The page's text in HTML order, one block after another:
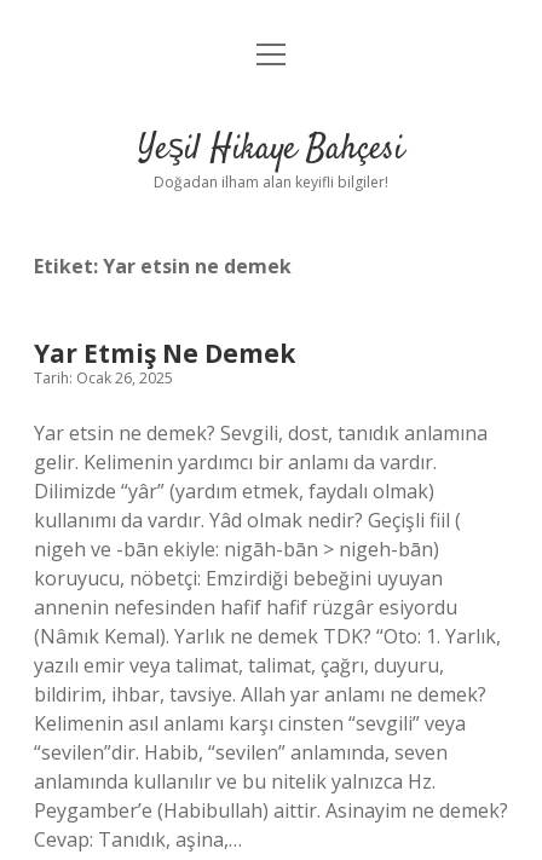
Anasayfa
Yasal Uyarı
menüyü
Yeşil Hikaye Bahçesi
Doğadan ilham alan keyifli bilgiler!
Etiket:Yar etsin ne demek
Yar Etmiş Ne Demek
Tarih: Ocak 26, 2025
Yar etsin ne demek? Sevgili, dost, tanıdık anlamına
gelir. Kelimenin yardımcı bir anlamı da vardır.
Dilimizde “yâr” (yardım etmek, faydalı olmak)
kullanımı da vardır. Yâd olmak nedir? Geçişli fiil (
nigeh ve -bān ekiyle: nigāh-bān > nigeh-bān)
koruyucu, nöbetçi: Emzirdiği bebeğini uyuyan
annenin nefesinden hafif hafif rüzgâr esiyordu
(Nâmık Kemal). Yarlık ne demek TDK? “Oto: 1. Yarlık,
yazılı emir veya talimat, talimat, çağrı, duyuru,
bildirim, ihbar, tavsiye. Allah yar anlamı ne demek?
Kelimenin asıl anlamı karşı cinsten “sevgili” veya
“sevilen”dir. Habib, “sevilen” anlamında, seven
anlamında kullanılır ve bu nitelik yalnızca Hz.
Peygamber’e (Habibullah) aittir. Asinayim ne demek?
Cevap: Tanıdık, aşina,…